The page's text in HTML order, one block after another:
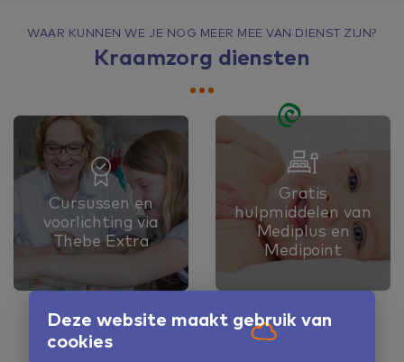
Deze website maakt gebruik van
cookies
WAAR KUNNEN WE JE NOG MEER MEE VAN DIENST ZIJN?
Kraamzorg diensten
Cursussen en
voorlichting via
Thebe Extra
Gratis
hulpmiddelen van
Mediplus en
Medipoint